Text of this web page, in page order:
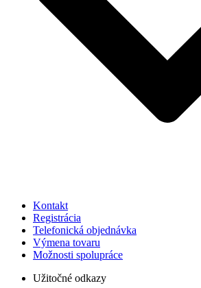
Kontakt
Registrácia
Telefonická objednávka
Výmena tovaru
Možnosti spolupráce
Užitočné odkazy